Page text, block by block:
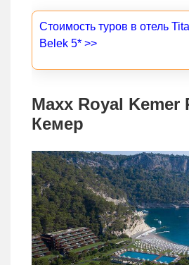
Стоимость туров в отель
Belek 5* >>
Maxx Royal Kemer
Кемер